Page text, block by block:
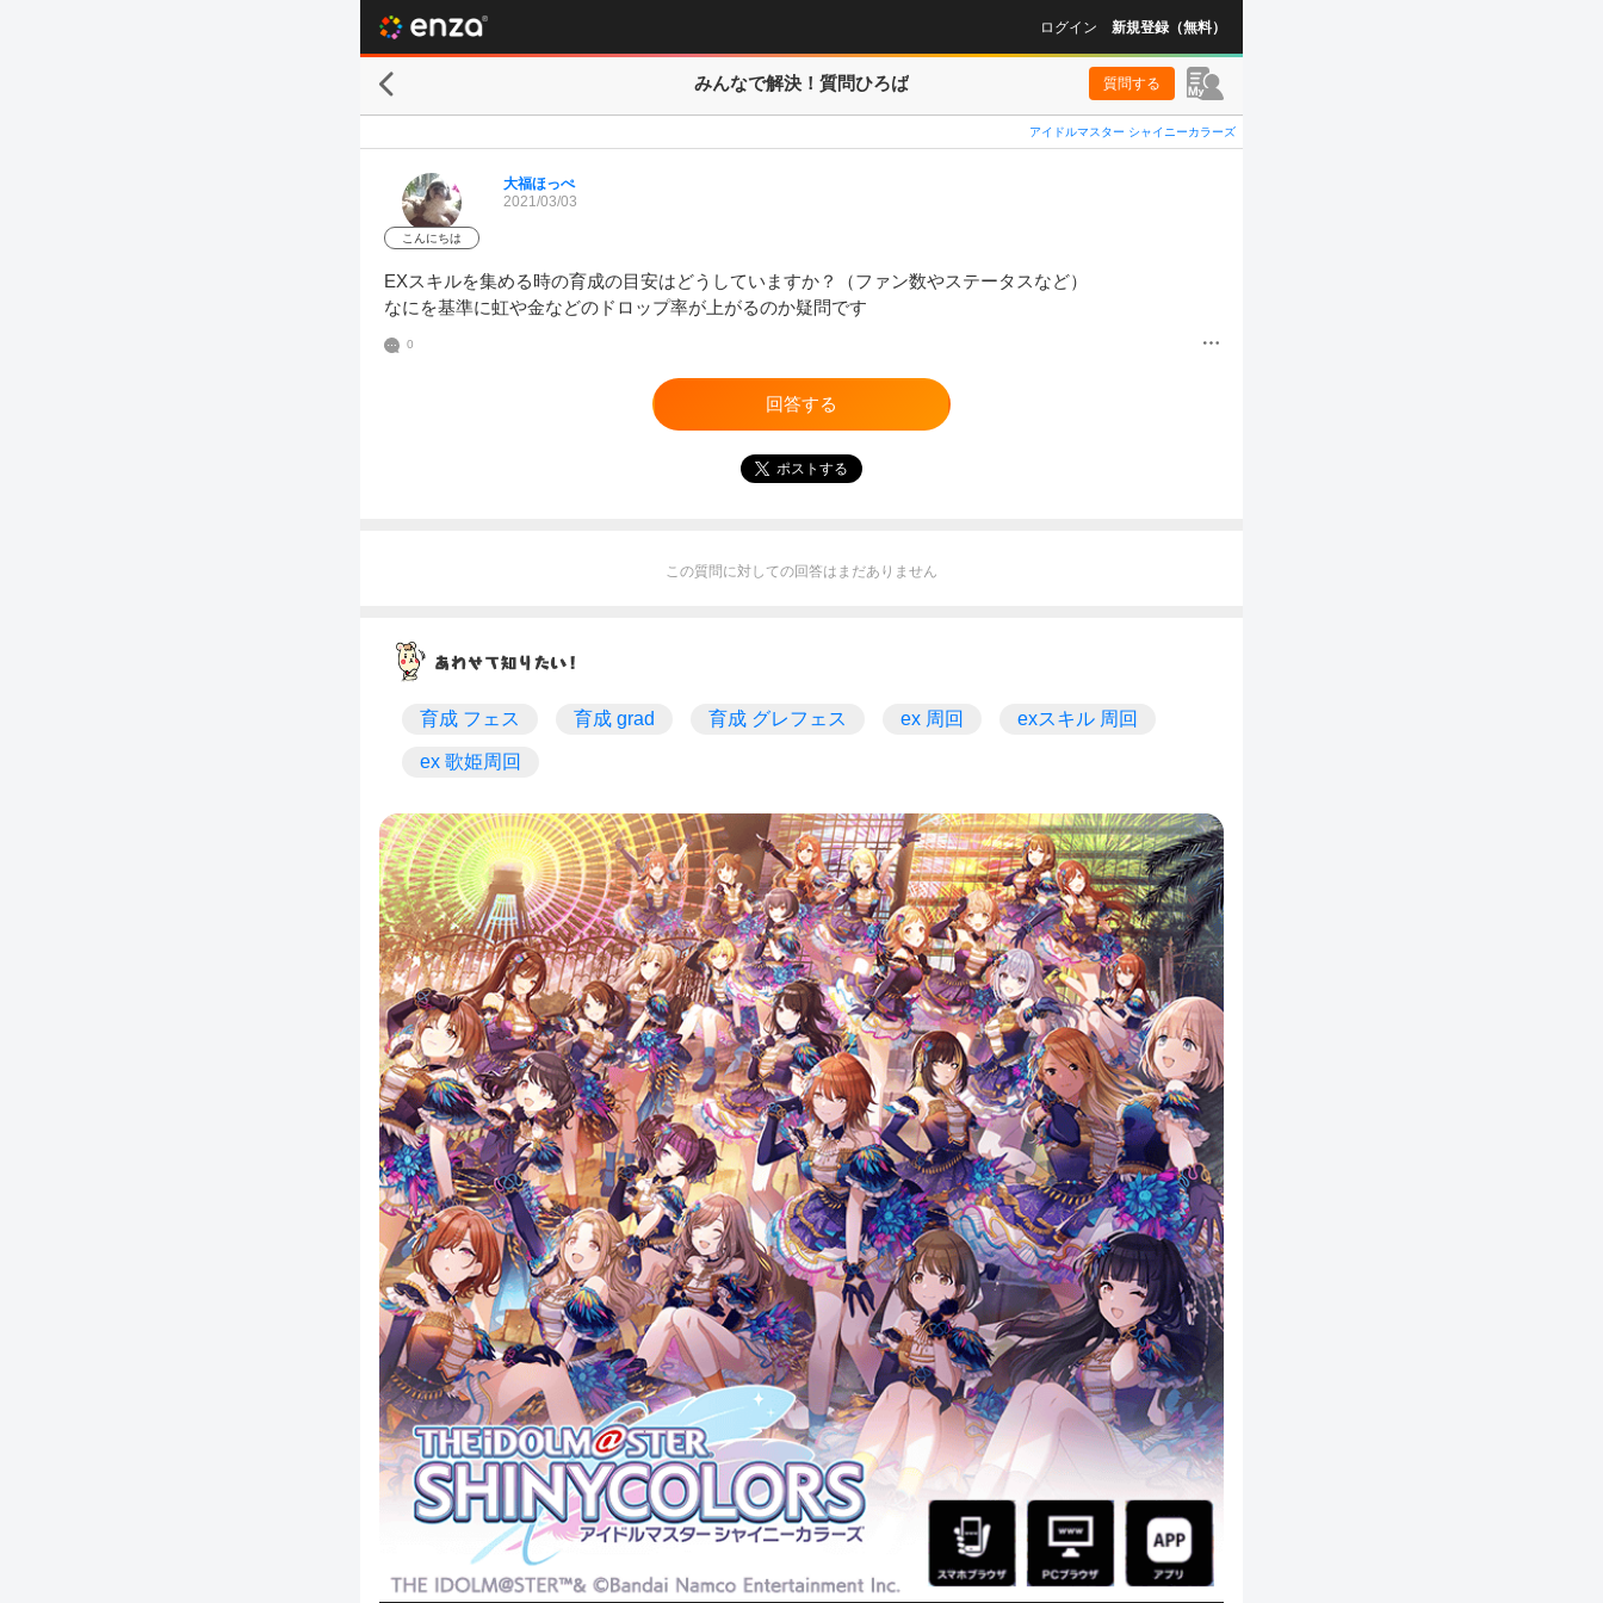
ログイン 新規登録（無料）
みんなで解決！ 質問ひろば 質問する
アイドルマスター シャイニーカラーズ
こんにちは
大福ほっぺ
2021/03/03
EXスキルを集める時の育成の目安はどうしていますか？（ファン数やステータスなど）
なにを基準に虹や金などのドロップ率が上がるのか疑問です
0
回答する
ポストする
この質問に対しての回答はまだありません
育成 フェス 育成 grad 育成 グレフェス ex 周回 exスキル 周回
ex 歌姫周回